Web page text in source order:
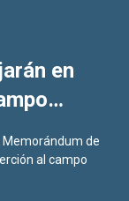
sigue
en
Memorándum de
al campo
por
a Venezuela